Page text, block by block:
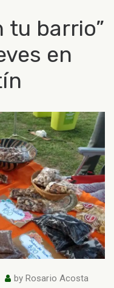
tu barrio”
en
byRosario Acosta